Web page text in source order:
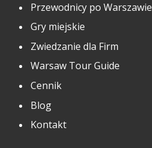
Przewodnicy po Warszawie
Gry miejskie
Zwiedzanie dla Firm
Warsaw Tour Guide
Cennik
Blog
Kontakt